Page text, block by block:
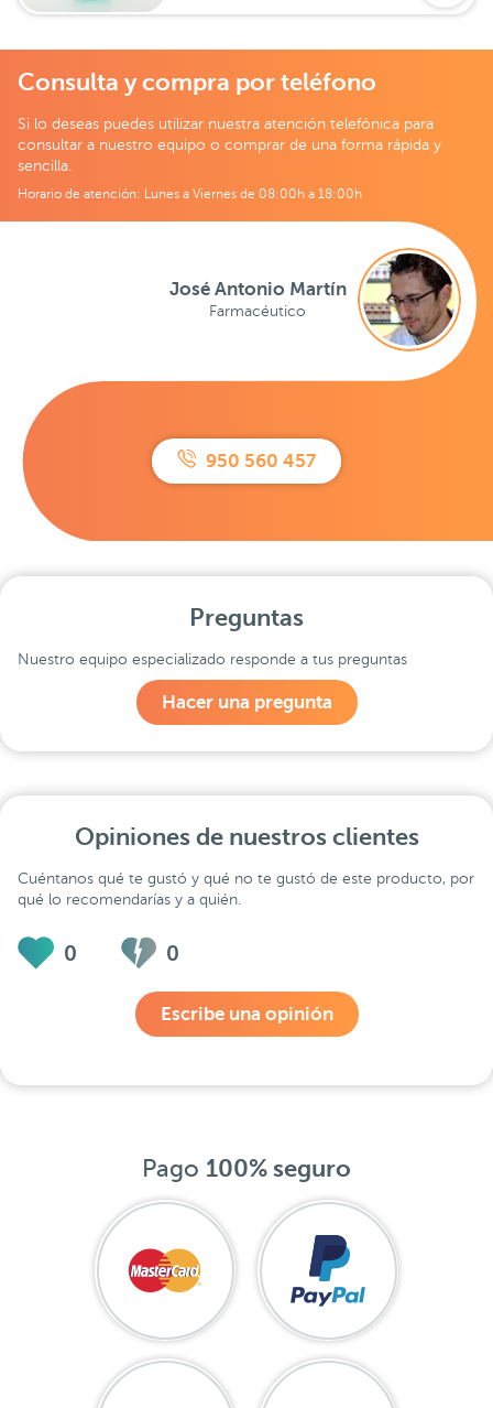
Consulta y compra por teléfono
Si lo deseas puedes utilizar nuestra atención telefónica para
consultar a nuestro equipo o comprar de una forma rápida y
sencilla.
Horario de atención: Lunes a Viernes de 08:00h a 18:00h
950 560 457
José Antonio Martín
Farmacéutico
Preguntas
Nuestro equipo especializado responde a tus preguntas
Hacer una pregunta
Opiniones de nuestros clientes
Cuéntanos qué te gustó y qué no te gustó de este producto, por
qué lo recomendarías y a quién.
0 0
Escribe una opinión
Pago 100% seguro